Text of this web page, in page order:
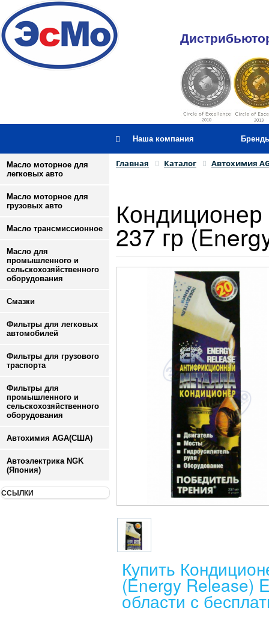
Наша компания
Масло моторное для
легковых авто
Масло моторное для
грузовых авто
Масло трансмиссионное
Масло для
промышленного и
сельскохозяйственного
оборудования
Смазки
Фильтры для легковых
автомобилей
Фильтры для грузового
траспорта
Фильтры для
промышленного и
сельскохозяйственного
оборудования
Автохимия AGA(США)
Автоэлектрика NGK
(Япония)
ССЫЛКИ
Главная Каталог Автохимия
237 гр
Купить
(Energy Release)
области с